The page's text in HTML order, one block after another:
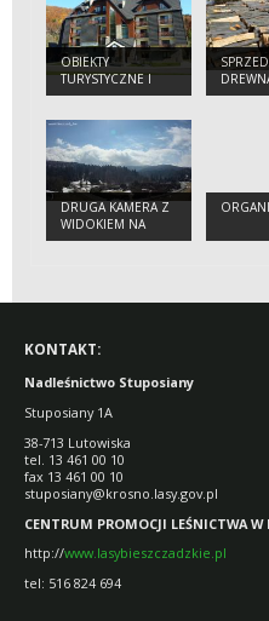
OBIEKTY
TURYSTYCZNE I
EDUKACYJNE
DRUGA KAMERA Z
WIDOKIEM NA
BUKOWE BERDO
KONTAKT:
Nadleśnictwo Stuposiany
Stuposiany 1A
38-713 Lutowiska
tel. 13 461 00 10
fax 13 461 00 10
stuposiany@krosno.lasy.gov.pl
CENTRUM PROMOCJI LEŚNICTWA
http://www.lasybieszczadzkie.pl
tel: 516 824 694